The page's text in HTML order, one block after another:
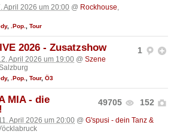
April 2026 um 20:00 @ Rockhouse,
, .Pop., Tour
1
2026 - Zusatzshow
April 2026 um 19:00 @ Szene
Salzburg
, .Pop. Tour, Ö3
49705 152
MIA - die
April 2026 um 20:00 @ G'spusi - dein Tanz &